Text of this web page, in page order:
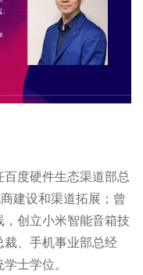
度硬件生态渠道部总
建设和渠道拓展；曾
创立小米智能音箱技
裁、手机事业部总经
士学位。